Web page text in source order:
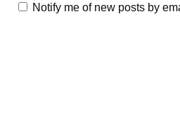
Notify me of new posts by